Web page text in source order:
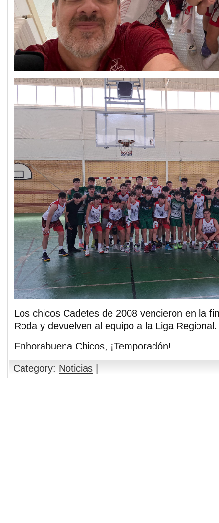
Los chicos Cadetes de 2008 vencieron en la
Roda y devuelven al equipo a la Liga Regional.
Enhorabuena Chicos, ¡Temporadón!
Category: Noticias